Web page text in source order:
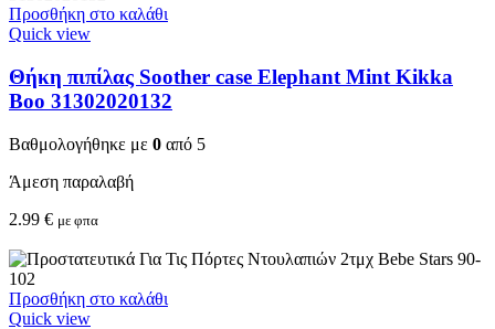
Προσθήκη στο καλάθι
Quick view
Θήκη πιπίλας Soother case Elephant Mint Kikka
Boo 31302020132
Βαθμολογήθηκε με 0 από 5
Άμεση παραλαβή
2.99 € με φπα
Προσθήκη στο καλάθι
Quick view